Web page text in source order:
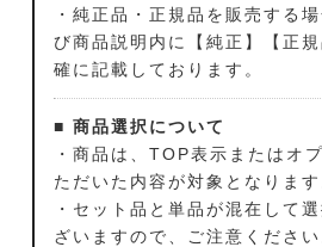
・純正品・正規品を販売する
び商品説明内に【純正】【正
確に記載しております。
■ 商品選択について
・商品は、TOP表示またはオ
ただいた内容が対象となります
・セット品と単品が混在して
ざいますので、ご注意ください